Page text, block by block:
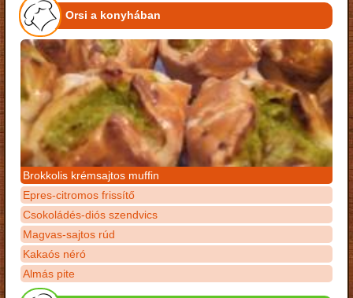
Orsi a konyhában
Brokkolis krémsajtos muffin
Epres-citromos frissítő
Csokoládés-diós szendvics
Magvas-sajtos rúd
Kakaós néró
Almás pite